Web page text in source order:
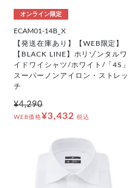
オンライン限定
ECAM01-14B_X
【発送在庫あり】【WEB限定】
【BLACK LINE】ホリゾンタルワ
イドワイシャツ/ホワイト/「4S」
スーパーノンアイロン・ストレッ
チ
¥4,290
WEB価格¥3,432 税込